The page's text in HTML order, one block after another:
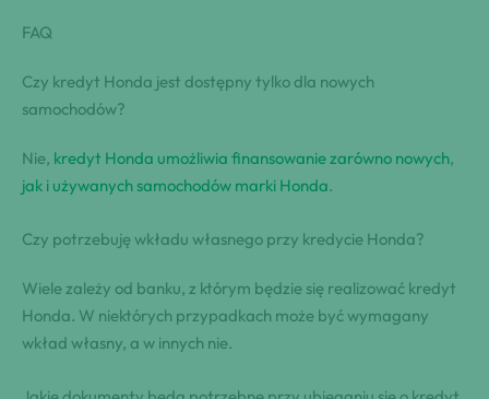
FAQ
Czy kredyt Honda jest dostępny tylko dla nowych
samochodów?
Nie, kredyt Honda umożliwia finansowanie zarówno nowych,
jak i używanych samochodów marki Honda.
Czy potrzebuję wkładu własnego przy kredycie Honda?
Wiele zależy od banku, z którym będzie się realizować kredyt
Honda. W niektórych przypadkach może być wymagany
wkład własny, a w innych nie.